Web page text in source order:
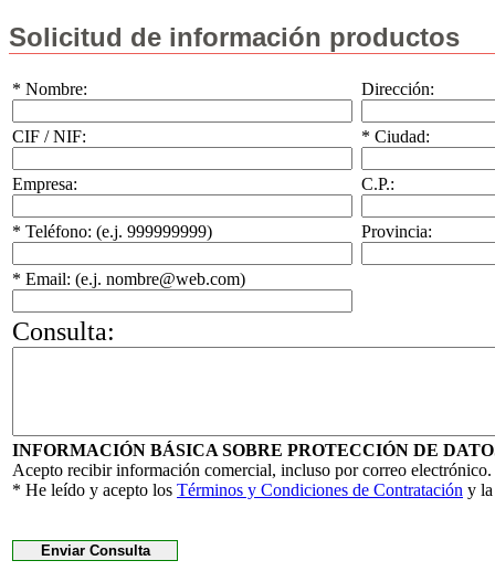
Solicitud de información productos
* Nombre: Dirección:
CIF / NIF: * Ciudad:
Empresa: C.P.:
* Teléfono: (e.j. 999999999) Provincia:
* Email: (e.j. nombre@web.com)
Consulta:
INFORMACIÓN BÁSICA SOBRE PROTECCIÓN DE
Acepto recibir información comercial, incluso por correo electrónico.
* He leído y acepto los Términos y Condiciones de Contratación y